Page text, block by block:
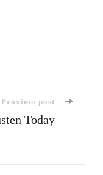
Próximo post
Today